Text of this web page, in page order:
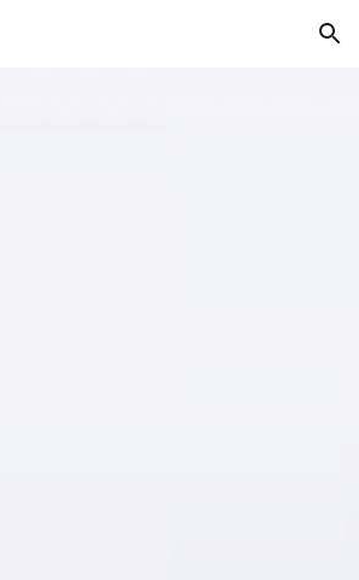
Skip to navigation